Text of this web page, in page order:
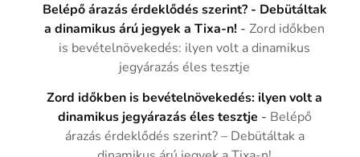
Belépő árazás érdeklődés szerint? - Debütáltak
a dinamikus árú jegyek a Tixa-n! -Zord időkben
is bevételnövekedés: ilyen volt a dinamikus
jegyárazás éles tesztje
Zord időkben is bevételnövekedés: ilyen volt a
dinamikus jegyárazás éles tesztje - Belépő
árazás érdeklődés szerint? – Debütáltak a